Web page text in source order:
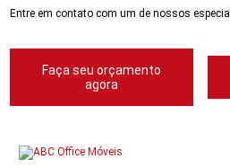
Entre em contato com um de nossos
Faça seu orçamento
agora